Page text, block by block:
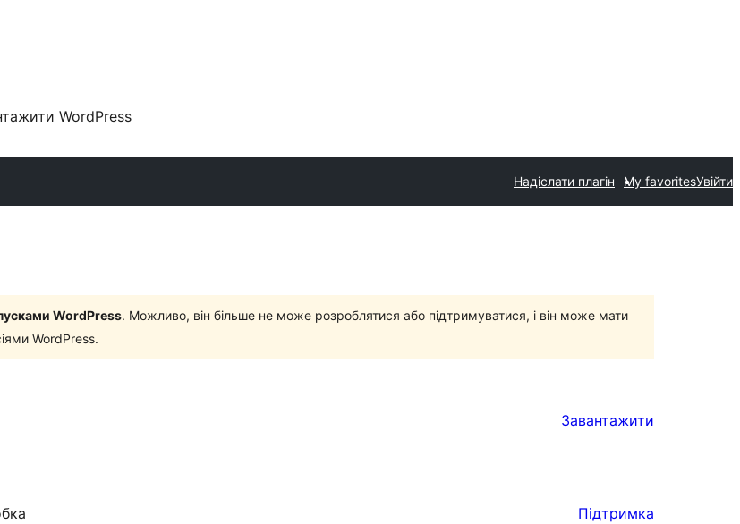
WordPress
Надіслати плагін My favoritesУвійти
WordPress. Можливо, він більше не може розроблятися або підтримуватися, і він може мати
WordPress.
Завантажити
Підтримка